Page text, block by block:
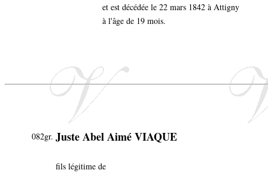
et est décédée le 22 mars 1842 à Attigny
à l'âge de 19 mois.
082gr. Juste Abel Aimé VIAQUE
fils légitime de